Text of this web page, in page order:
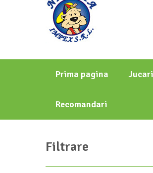
Prima pagina
Recomandari
Filtrare